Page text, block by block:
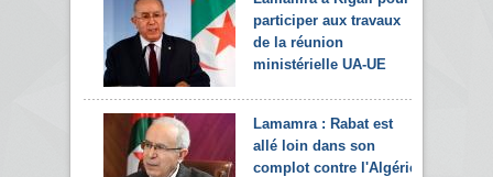
participer aux travaux
de la réunion
ministérielle UA-UE
Lamamra : Rabat est
allé loin dans son
complot contre l'Algérie